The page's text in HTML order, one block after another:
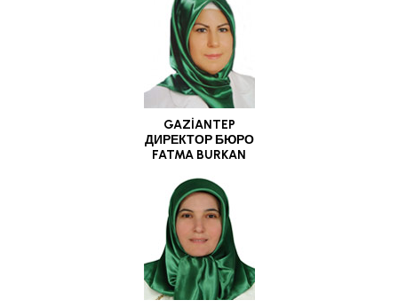
GAZİANTEP
ДИРЕКТОР БЮРО
FATMA BURKAN